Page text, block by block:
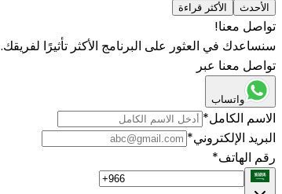
الأحدث الأكثر قراءة
تواصل معنا!
سنساعدك في العثور على البرنامج الأكثر تأثيرًا لفريقك.
تواصل معنا عبر
واتساب
الاسم الكامل*
البريد الإلكتروني*
رقم الهاتف*